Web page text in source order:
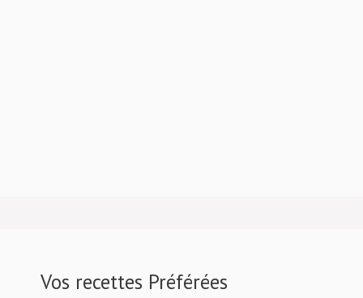
Vos recettes Préférées